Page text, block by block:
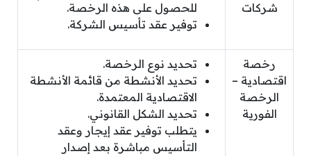
شركات
للحصول على هذه الرخصة.
توفير عقد تأسيس الشركة.
رخصة
اقتصادية –
الرخصة
الفورية
تحديد نوع الرخصة.
تحديد الأنشطة من قائمة الأنشطة
الاقتصادية المعتمدة.
تحديد الشكل القانوني.
يتطلب توفير عقد إيجار وعقد
التأسيس مباشرة بعد إصدار